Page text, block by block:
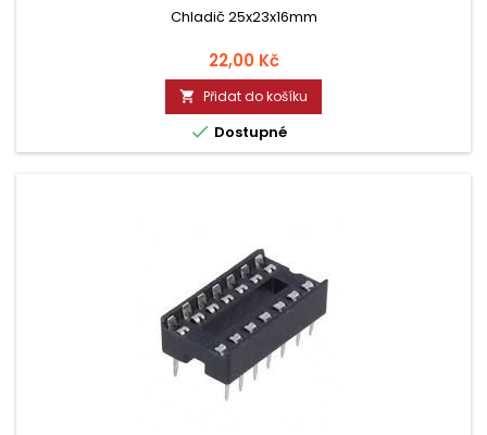
Chladič 25x23x16mm
Cena
22,00 Kč
 Přidat do košíku
 Dostupné